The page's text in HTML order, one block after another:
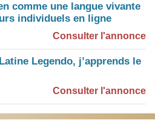
comme une langue vivante
individuels en ligne
Consulter l'annonce
Legendo, j’apprends le
Consulter l'annonce